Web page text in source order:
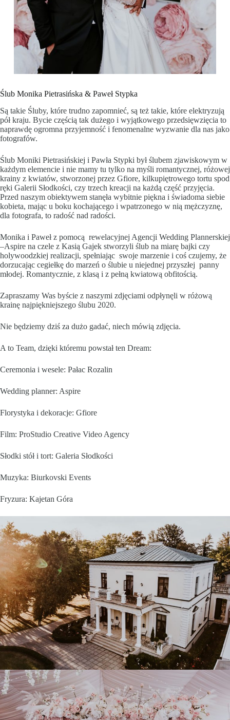
Ślub Monika Pietrasińska & Paweł Stypka
Są takie Śluby, które trudno zapomnieć, są też takie, które elektryzują
pół kraju. Bycie częścią tak dużego i wyjątkowego przedsięwzięcia to
naprawdę ogromna przyjemność i fenomenalne wyzwanie dla nas jako
fotografów.
Ślub Moniki Pietrasińskiej i Pawła Stypki był ślubem zjawiskowym w
każdym elemencie i nie mamy tu tylko na myśli romantycznej, różowej
krainy z kwiatów, stworzonej przez Gfiore, kilkupiętrowego tortu spod
ręki Galerii Słodkości, czy trzech kreacji na każdą część przyjęcia.
Przed naszym obiektywem stanęła wybitnie piękna i świadoma siebie
kobieta, mając u boku kochającego i wpatrzonego w nią mężczyznę,
dla fotografa, to radość nad radości.
Monika i Paweł z pomocą rewelacyjnej Agencji Wedding Plannerskiej
–Aspire na czele z Kasią Gajek stworzyli ślub na miarę bajki czy
holywoodzkiej realizacji, spełniając swoje marzenie i coś czujemy, że
dorzucając cegiełkę do marzeń o ślubie u niejednej przyszłej panny
młodej. Romantycznie, z klasą i z pełną kwiatową obfitością.
Zapraszamy Was byście z naszymi zdjęciami odpłynęli w różową
krainę najpiękniejszego ślubu 2020.
Nie będziemy dziś za dużo gadać, niech mówią zdjęcia.
A to Team, dzięki któremu powstał ten Dream:
Ceremonia i wesele: Pałac Rozalin
Wedding planner: Aspire
Florystyka i dekoracje: Gfiore
Film: ProStudio Creative Video Agency
Słodki stół i tort: Galeria Słodkości
Muzyka: Biurkovski Events
Fryzura: Kajetan Góra